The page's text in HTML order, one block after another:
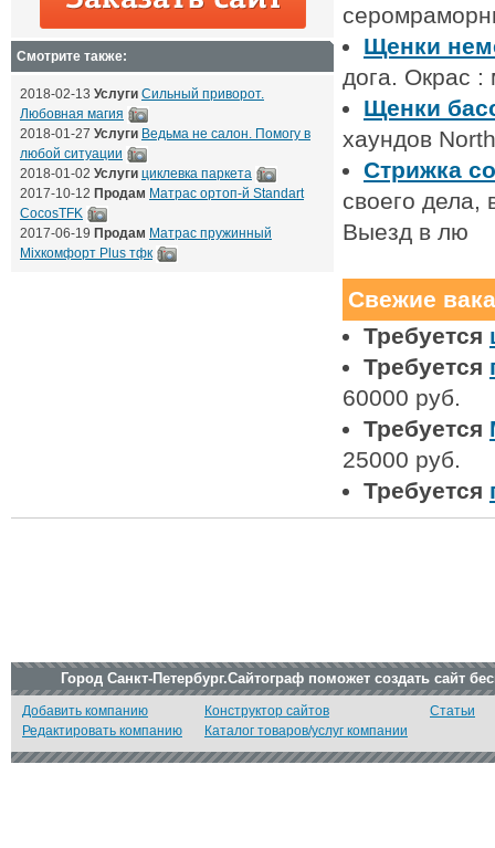
Щенки
дога. Окрас
Щенки
хаундов
Стрижка
своего
Выезд в лю
Свежие
Требуется
Требуется
60000 руб.
Требуется
25000 руб.
Требуется
Смотрите также:
2018-02-13 Услуги Сильный приворот.
Любовная магия
2018-01-27 Услуги Ведьма не салон. Помогу в
любой ситуации
2018-01-02 Услуги циклевка паркета
2017-10-12 Продам Матрас ортоп-й Standart
CocosTFK
2017-06-19 Продам Матрас пружинный
Mixкомфорт Plus тфк
Город Санкт-Петербург.Сайтограф поможет создать сайт
Добавить компанию
Редактировать компанию
Конструктор сайтов
Каталог товаров/услуг компании
Статьи